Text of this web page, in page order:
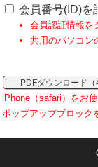
会員番号(ID)を
会員認証情報を
共用のパソコン
PDFダウンロード（
iPhone（safari）をお
ポップアップブロック